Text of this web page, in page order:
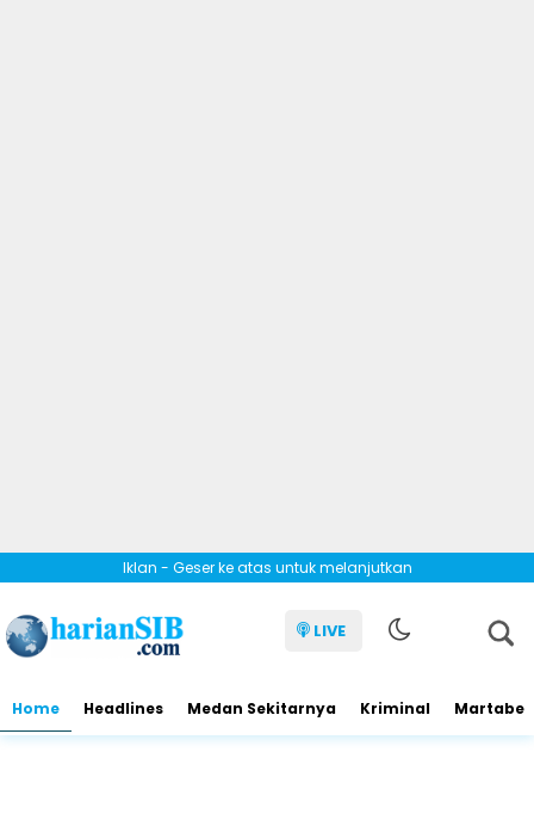
Iklan - Geser ke atas untuk melanjutkan
LIVE
Home Headlines Medan Sekitarnya Kriminal Martabe